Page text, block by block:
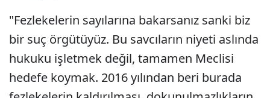
"Fezlekelerin sayılarına bakarsanız sanki biz
bir suç örgütüyüz. Bu savcıların niyeti aslında
hukuku işletmek değil, tamamen Meclisi
hedefe koymak. 2016 yılından beri burada